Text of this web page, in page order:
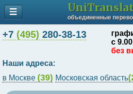
+7 (495) 280-38-13
с
без
Наши адреса:
в Москве (39) Московская область
объединенные